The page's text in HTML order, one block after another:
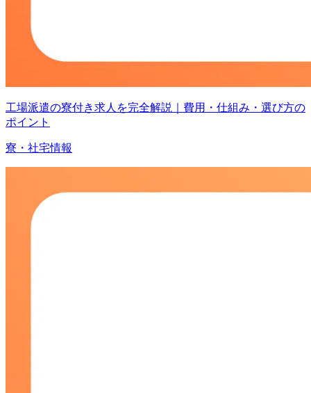
工場派遣の寮付き求人を完全解説｜費用・仕組み・選び方の
ポイント
寮・社宅情報